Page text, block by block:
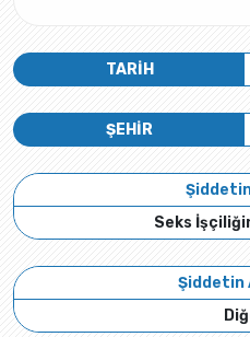
TARİH
ŞEHİR
Seks
Şiddetin